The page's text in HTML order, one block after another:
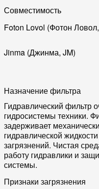
Совместимость
Foton Lovol (Фотон
Jinma (Джинма, JM)
Назначение фильтра
Гидравлический фильтр
гидросистемы техники.
задерживает
гидравлической
загрязнений. Чистая
работу гидравлики и
системы.
Признаки загрязнения